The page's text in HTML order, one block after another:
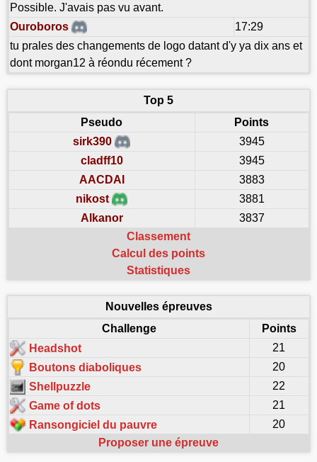
Possible. J'avais pas vu avant.
Ouroboros
17:29
tu prales des changements de logo datant d'y ya dix ans et
dont morgan12 à réondu récement ?
Top 5
Pseudo
Points
sirk390
3945
cladff10
3945
AACDAI
3883
nikost
3881
Alkanor
3837
Classement
Calcul des points
Statistiques
Nouvelles épreuves
Challenge
Points
Headshot
21
Boutons diaboliques
20
Shellpuzzle
22
Game of dots
21
Ransongiciel du pauvre
20
Proposer une épreuve